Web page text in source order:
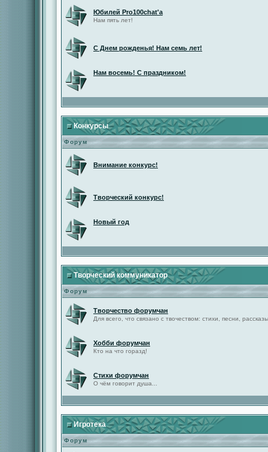
Юбилей Pro100chat'а
Нам пять лет!
С Днем рожденья! Нам семь лет!
Нам восемь! С праздником!
Конкурсы
Форум
Внимание конкурс!
Творческий конкурс!
Новый год
Творческий коммуникатор
Форум
Творчество форумчан
Для всего, что связано с твочеством: стихи, песни,
Хобби форумчан
Кто на что горазд!
Стихи форумчан
О чём говорит душа...
Игротека
Форум